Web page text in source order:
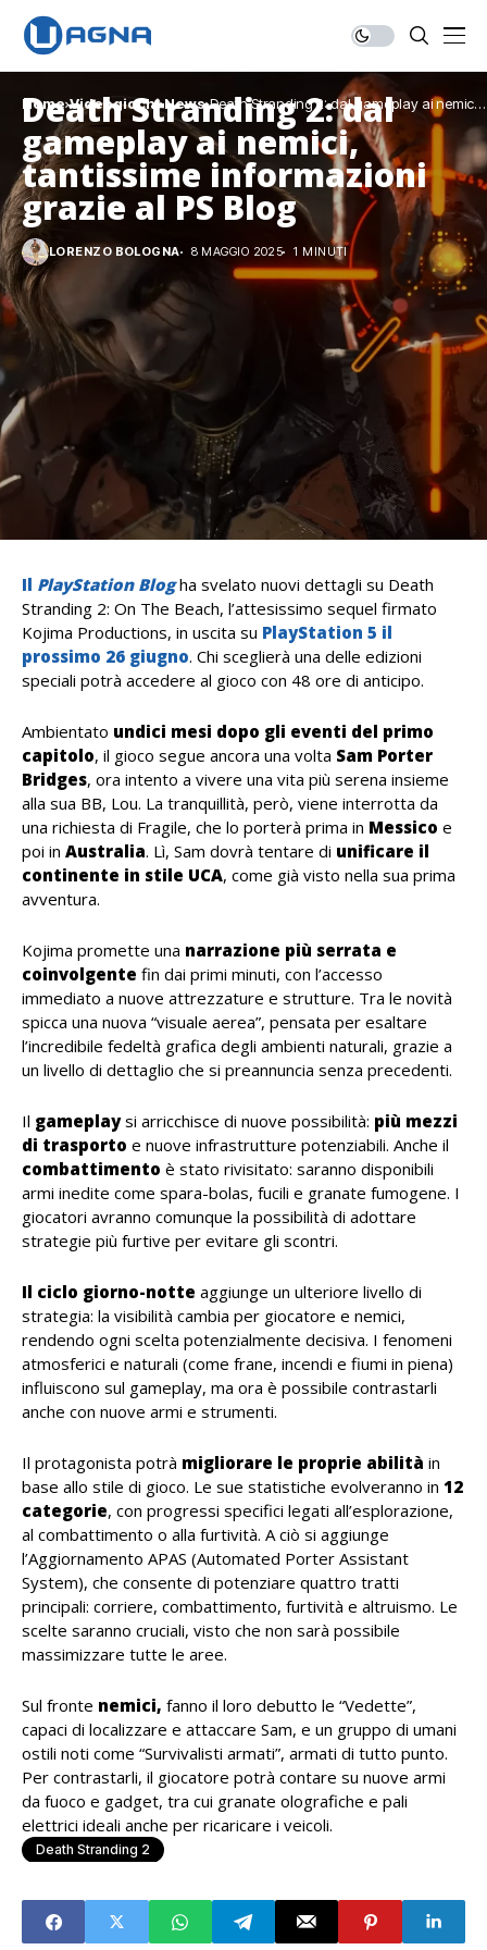
Home Videogiochi News Death Stranding 2: dal gameplay ai nemici,
tantissime informazioni grazie al PS Blog
Death Stranding 2: dal
gameplay ai nemici,
tantissime informazioni
grazie al PS Blog
LORENZO BOLOGNA 8 MAGGIO 2025 1 MINUTI
Il PlayStation Blogha svelato nuovi dettagli su Death
Stranding 2: On The Beach, l’attesissimo sequel firmato
Kojima Productions, in uscita su PlayStation 5 il
prossimo 26 giugno. Chi sceglierà una delle edizioni
speciali potrà accedere al gioco con 48 ore di anticipo.
Ambientato undici mesi dopo gli eventi del primo
capitolo, il gioco segue ancora una volta Sam Porter
Bridges, ora intento a vivere una vita più serena insieme
alla sua BB, Lou. La tranquillità, però, viene interrotta da
una richiesta di Fragile, che lo porterà prima in Messico e
poi in Australia. Lì, Sam dovrà tentare di unificare il
continente in stile UCA, come già visto nella sua prima
avventura.
Kojima promette una narrazione più serrata e
coinvolgente fin dai primi minuti, con l’accesso
immediato a nuove attrezzature e strutture. Tra le novità
spicca una nuova “visuale aerea”, pensata per esaltare
l’incredibile fedeltà grafica degli ambienti naturali, grazie a
un livello di dettaglio che si preannuncia senza precedenti.
Il gameplaysi arricchisce di nuove possibilità: più mezzi
di trasporto e nuove infrastrutture potenziabili. Anche il
combattimento è stato rivisitato: saranno disponibili
armi inedite come spara-bolas, fucili e granate fumogene. I
giocatori avranno comunque la possibilità di adottare
strategie più furtive per evitare gli scontri.
Il ciclo giorno-notte aggiunge un ulteriore livello di
strategia: la visibilità cambia per giocatore e nemici,
rendendo ogni scelta potenzialmente decisiva. I fenomeni
atmosferici e naturali (come frane, incendi e fiumi in piena)
influiscono sul gameplay, ma ora è possibile contrastarli
anche con nuove armi e strumenti.
Il protagonista potrà migliorare le proprie abilità in
base allo stile di gioco. Le sue statistiche evolveranno in 12
categorie, con progressi specifici legati all’esplorazione,
al combattimento o alla furtività. A ciò si aggiunge
l’Aggiornamento APAS (Automated Porter Assistant
System), che consente di potenziare quattro tratti
principali: corriere, combattimento, furtività e altruismo. Le
scelte saranno cruciali, visto che non sarà possibile
massimizzare tutte le aree.
Sul fronte nemici, fanno il loro debutto le “Vedette”,
capaci di localizzare e attaccare Sam, e un gruppo di umani
ostili noti come “Survivalisti armati”, armati di tutto punto.
Per contrastarli, il giocatore potrà contare su nuove armi
da fuoco e gadget, tra cui granate olografiche e pali
elettrici ideali anche per ricaricare i veicoli.
Death Stranding 2